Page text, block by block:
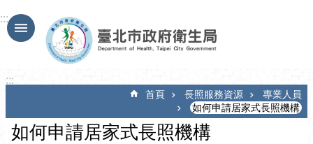
跳到主要內容區塊
:::
:::
首頁 長照服務資源
專業人員
如何申請居家式長照機構
如何申請居家式長照機構